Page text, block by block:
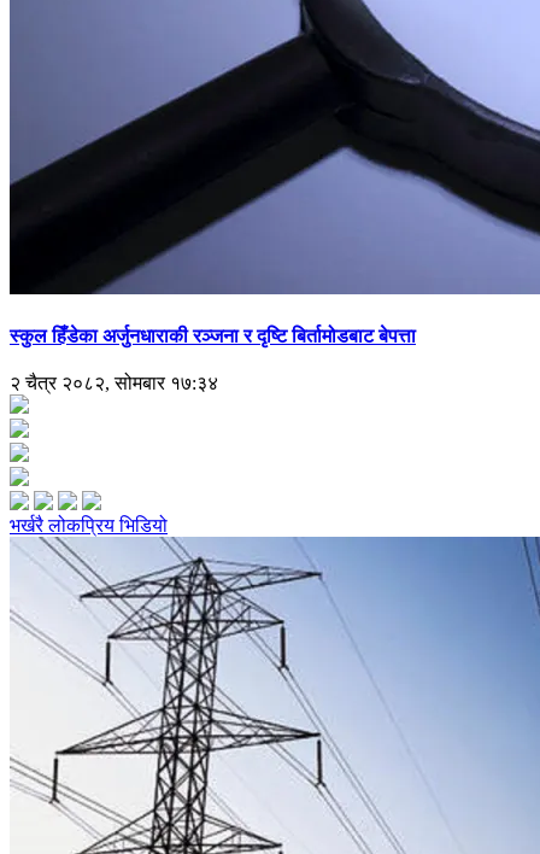
स्कुल हिँडेका अर्जुनधाराकी रञ्जना र दृष्टि बिर्तामोडबाट बेपत्ता
२ चैत्र २०८२, सोमबार १७:३४
भर्खरैलोकप्रियभिडियो